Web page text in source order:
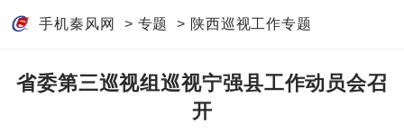
手机秦风网 > 专题 > 陕西巡视工作专题
省委第三巡视组巡视宁强县工作动员会召
开